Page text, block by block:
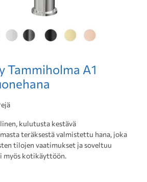
Tammiholma A1
kulutusta kestävä
teräksestä valmistettu hana, joka
tilojen vaatimukset ja soveltuu
myös kotikäyttöön.